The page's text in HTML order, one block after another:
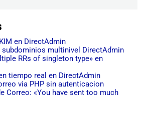
en DirectAdmin
subdominios multinivel DirectAdmin
RRs of singleton type» en
tiempo real en DirectAdmin
via PHP sin autenticacion
Correo: «You have sent too much